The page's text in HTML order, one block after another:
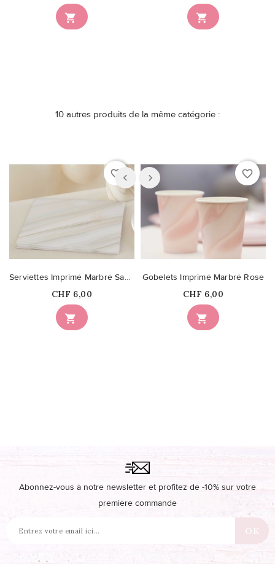
 
10 autres produits de la même catégorie :
favorite_border

Serviettes Imprimé Marbré Sable
Prix
CHF 6,00
favorite_border

Gobelets Imprimé Marbré Rose
Prix
CHF 6,00
Abonnez-vous à notre newsletter et profitez de -10% sur votre
première commande